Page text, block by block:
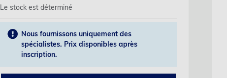
Le stock est déterminé
Nous fournissons uniquement des
spécialistes. Prix disponibles après
inscription.